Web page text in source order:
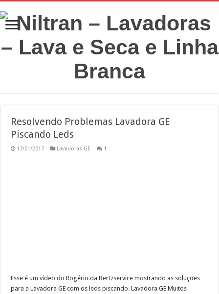
Resolvendo Problemas Lavadora GE
Piscando Leds
17/01/2017 Lavadoras GE 1
Esse é um vídeo do Rogério da Bertzservice mostrando as soluções
para a Lavadora GE com os leds piscando. Lavadora GE Muitos